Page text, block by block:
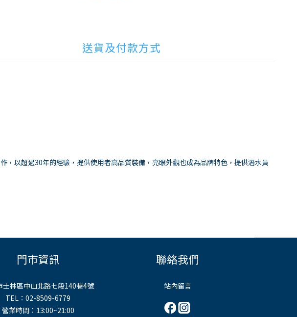
送貨及付款方式
以超過30年的經驗，提供使用者高品質裝備，亮眼外觀也成為品牌特色，提供潛水員
門市資訊
士林區中山北路七段140巷4號
TEL：02-8509-6779
營業時間：13:00~21:00
聯絡我們
站內留言